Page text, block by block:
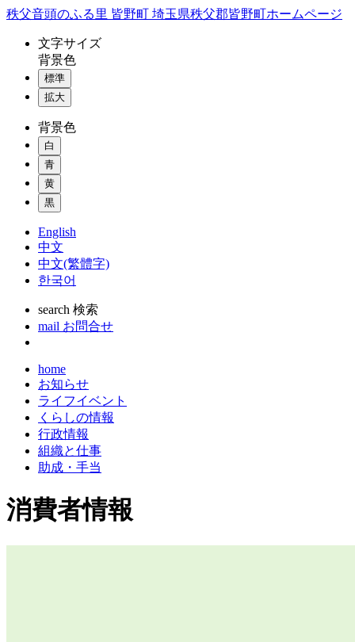
コ
秩父音頭のふる里 皆野町 埼玉県秩父郡皆野町ホームページ
文字サイズ
背景色
標準
拡大
背景色
白
青
黄
黒
English
中文
中文(繁體字)
한국어
search 検索
mail お問合せ
home
お知らせ
ライフイベント
くらしの情報
行政情報
組織と仕事
助成・手当
消費者情報